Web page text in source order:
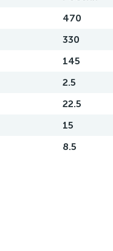
470
330
145
2.5
22.5
15
8.5